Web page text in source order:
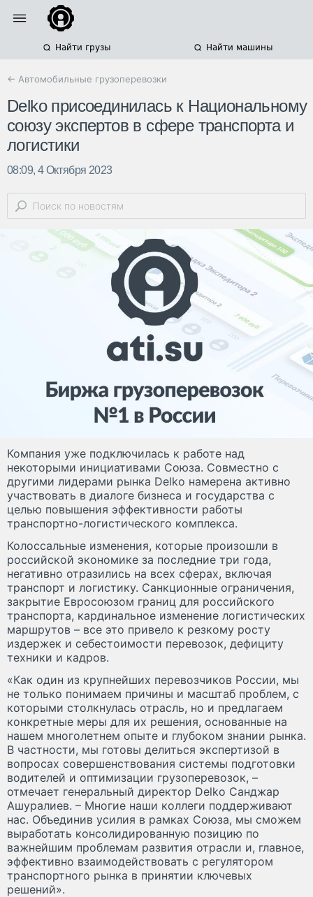
Найти грузы Найти машины
← Автомобильные грузоперевозки
Delko присоединилась к Национальному
союзу экспертов в сфере транспорта и
логистики
08:09, 4 Октября 2023
Компания уже подключилась к работе над
некоторыми инициативами Союза. Совместно с
другими лидерами рынка Delko намерена активно
участвовать в диалоге бизнеса и государства с
целью повышения эффективности работы
транспортно-логистического комплекса.
Колоссальные изменения, которые произошли в
российской экономике за последние три года,
негативно отразились на всех сферах, включая
транспорт и логистику. Санкционные ограничения,
закрытие Евросоюзом границ для российского
транспорта, кардинальное изменение логистических
маршрутов – все это привело к резкому росту
издержек и себестоимости перевозок, дефициту
техники и кадров.
«Как один из крупнейших перевозчиков России, мы
не только понимаем причины и масштаб проблем, с
которыми столкнулась отрасль, но и предлагаем
конкретные меры для их решения, основанные на
нашем многолетнем опыте и глубоком знании рынка.
В частности, мы готовы делиться экспертизой в
вопросах совершенствования системы подготовки
водителей и оптимизации грузоперевозок, –
отмечает генеральный директор Delko Санджар
Ашуралиев. – Многие наши коллеги поддерживают
нас. Объединив усилия в рамках Союза, мы сможем
выработать консолидированную позицию по
важнейшим проблемам развития отрасли и, главное,
эффективно взаимодействовать с регулятором
транспортного рынка в принятии ключевых
решений».